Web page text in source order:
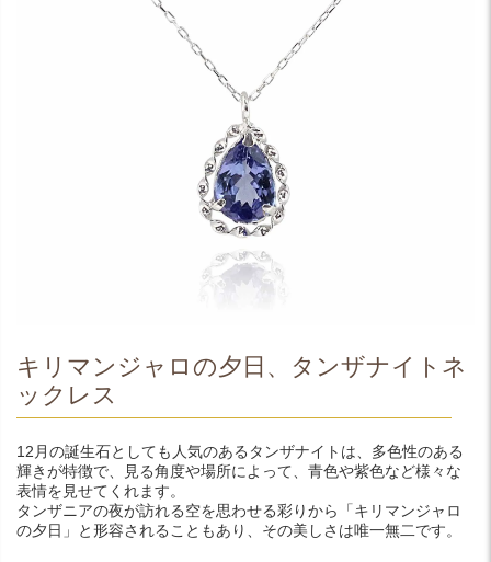
キリマンジャロの夕日、タンザナイトネ
ックレス
12月の誕生石としても人気のあるタンザナイトは、多色性のある
輝きが特徴で、見る角度や場所によって、青色や紫色など様々な
表情を見せてくれます。
タンザニアの夜が訪れる空を思わせる彩りから「キリマンジャロ
の夕日」と形容されることもあり、その美しさは唯一無二です。